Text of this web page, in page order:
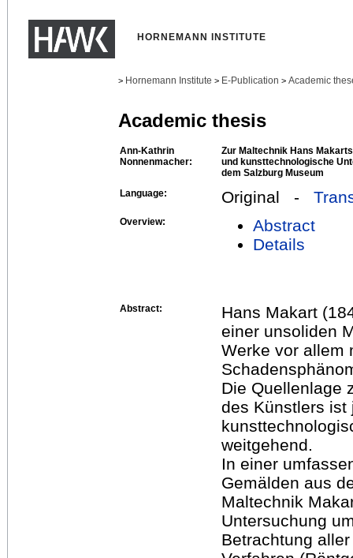
HORNEMANN INSTITUTE
> Hornemann Institute > E-Publication > Academic
Academic thesis
Ann-Kathrin
Nonnenmacher:
Zur Maltechnik Hans
und kunsttechnologische
dem Salzburg Museum
Language:
Original -
Overview:
Abstract
Details
Abstract:
Hans Makart
einer unsoliden
Werke vor allem
Die Quellenlage
des Künstlers ist
weitgehend.
In einer
Gemälden aus
Maltechnik
Untersuchung
Betrachtung